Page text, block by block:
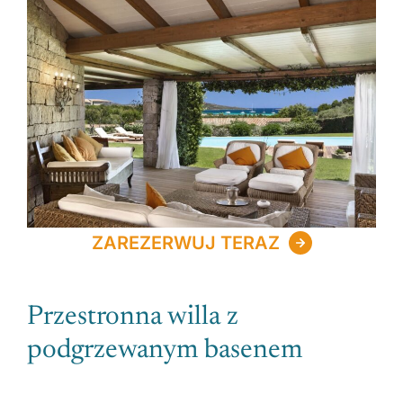
ZAREZERWUJ TERAZ
Przestronna willa z
podgrzewanym basenem